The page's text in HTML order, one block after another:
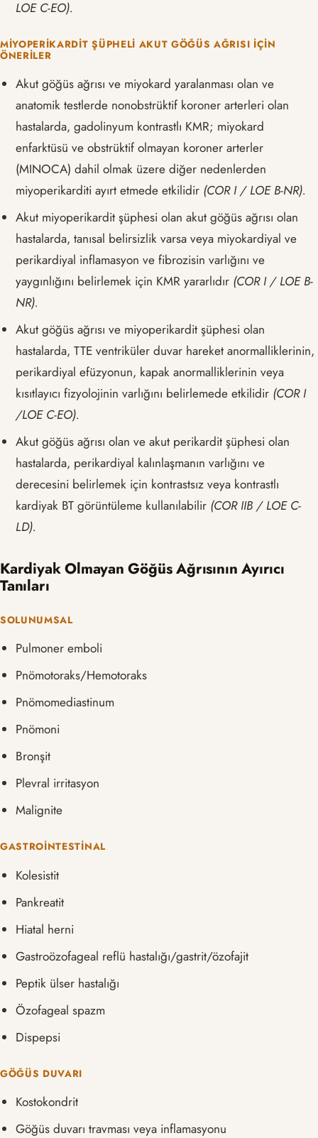
LOE C-EO).
MIYOPERIKARDIT ŞÜPHELI AKUT GÖĞÜS AĞRISI İÇIN
ÖNERILER
Akut göğüs ağrısı ve miyokard yaralanması olan ve
anatomik testlerde nonobstrüktif koroner arterleri olan
hastalarda, gadolinyum kontrastlı KMR; miyokard
enfarktüsü ve obstrüktif olmayan koroner arterler
(MINOCA) dahil olmak üzere diğer nedenlerden
miyoperikarditi ayırt etmede etkilidir (COR I / LOE B-NR).
Akut miyoperikardit şüphesi olan akut göğüs ağrısı olan
hastalarda, tanısal belirsizlik varsa veya miyokardiyal ve
perikardiyal inflamasyon ve fibrozisin varlığını ve
yaygınlığını belirlemek için KMR yararlıdır (COR I / LOE B-
NR).
Akut göğüs ağrısı ve miyoperikardit şüphesi olan
hastalarda, TTE ventriküler duvar hareket anormalliklerinin,
perikardiyal efüzyonun, kapak anormalliklerinin veya
kısıtlayıcı fizyolojinin varlığını belirlemede etkilidir (COR I
/LOE C-EO).
Akut göğüs ağrısı olan ve akut perikardit şüphesi olan
hastalarda, perikardiyal kalınlaşmanın varlığını ve
derecesini belirlemek için kontrastsız veya kontrastlı
kardiyak BT görüntüleme kullanılabilir (COR IIB / LOE C-
LD).
Kardiyak Olmayan Göğüs Ağrısının Ayırıcı
Tanıları
SOLUNUMSAL
Pulmoner emboli
Pnömotoraks/Hemotoraks
Pnömomediastinum
Pnömoni
Bronşit
Plevral irritasyon
Malignite
GASTROINTESTINAL
Kolesistit
Pankreatit
Hiatal herni
Gastroözofageal reflü hastalığı/gastrit/özofajit
Peptik ülser hastalığı
Özofageal spazm
Dispepsi
GÖĞÜS DUVARI
Kostokondrit
Göğüs duvarı travması veya inflamasyonu